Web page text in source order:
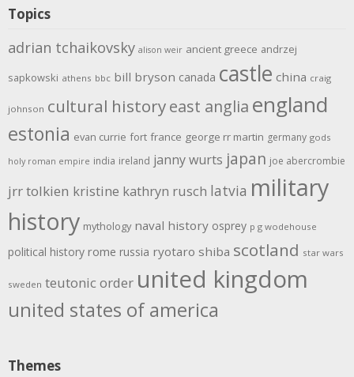
Topics
adrian tchaikovsky alison weir ancient greece andrzej
sapkowski athens bbc bill bryson canada castle china craig
johnson cultural historyeast anglia england
estonia evan currie fort france george rr martin germany gods
holy roman empire india ireland janny wurts japan joe abercrombie
jrr tolkien kristine kathryn rusch latvia military
history mythology naval history osprey p g wodehouse
political history rome russia ryotaro shiba scotland star wars
sweden teutonic order united kingdom
united states of america
Themes